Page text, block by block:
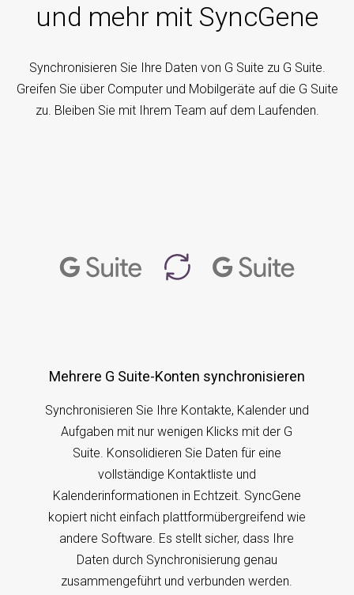
und mehr mit SyncGene
Synchronisieren Sie Ihre Daten von G Suite zu G Suite.
Greifen Sie über Computer und Mobilgeräte auf die G Suite
zu. Bleiben Sie mit Ihrem Team auf dem Laufenden.
Mehrere G Suite-Konten synchronisieren
Synchronisieren Sie Ihre Kontakte, Kalender und
Aufgaben mit nur wenigen Klicks mit der G
Suite. Konsolidieren Sie Daten für eine
vollständige Kontaktliste und
Kalenderinformationen in Echtzeit. SyncGene
kopiert nicht einfach plattformübergreifend wie
andere Software. Es stellt sicher, dass Ihre
Daten durch Synchronisierung genau
zusammengeführt und verbunden werden.